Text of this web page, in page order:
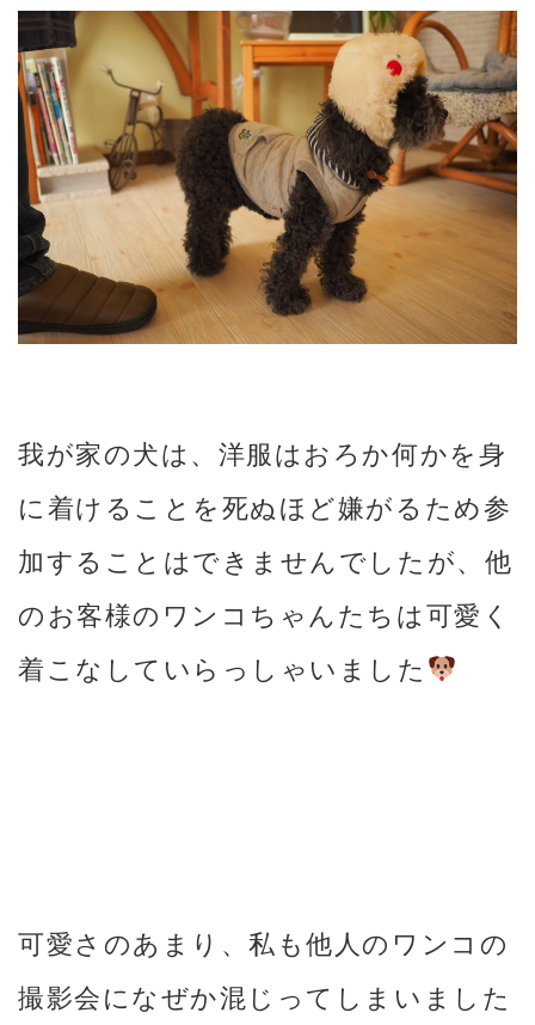
我が家の犬は、洋服はおろか何かを身
に着けることを死ぬほど嫌がるため参
加することはできませんでしたが、他
のお客様のワンコちゃんたちは可愛く
着こなしていらっしゃいました
可愛さのあまり、私も他人のワンコの
撮影会になぜか混じってしまいました